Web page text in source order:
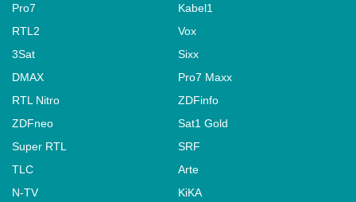
Pro7
Kabel1
RTL2
Vox
3Sat
Sixx
DMAX
Pro7 Maxx
RTL Nitro
ZDFinfo
ZDFneo
Sat1 Gold
Super RTL
SRF
TLC
Arte
N-TV
KiKA